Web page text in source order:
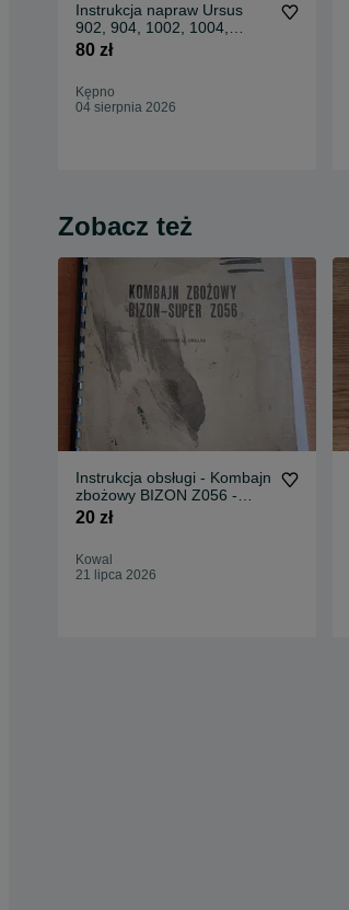
Instrukcja napraw Ursus
902, 904, 1002, 1004,
1212, 1214, 1604, ZETOR
80 zł
Kępno
04 sierpnia 2026
Zobacz też
Instrukcja obsługi - Kombajn
zbożowy BIZON Z056 -
Szczegółowa
20 zł
Kowal
21 lipca 2026